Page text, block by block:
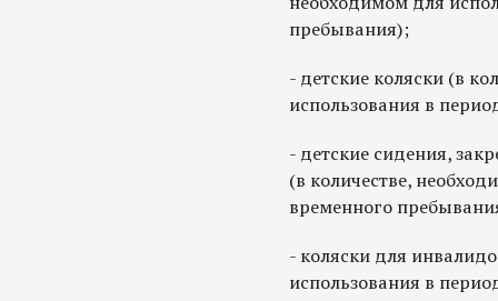
пребывания);
- детские коляски (в
использования в
- детские сидения,
(в количестве,
временного
- коляски для
использования в